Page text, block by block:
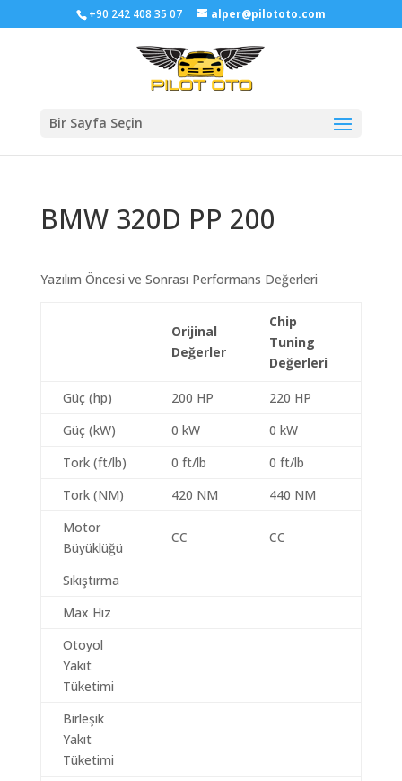
+90 242 408 35 07 alper@pilototo.com
Bir Sayfa Seçin
BMW 320D PP 200
Yazılım Öncesi ve Sonrası Performans Değerleri
Orijinal
Değerler
Chip
Tuning
Değerleri
Güç (hp) 200 HP
220 HP
Güç (kW)
0 kW
0 kW
Tork (ft/lb)
0 ft/lb
0 ft/lb
Tork (NM)
420 NM
440 NM
Motor
Büyüklüğü
CC CC
Sıkıştırma
Max Hız
Otoyol
Yakıt
Tüketimi
Birleşik
Yakıt
Tüketimi